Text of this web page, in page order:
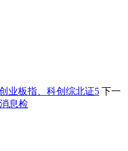
业板指、科创综北证5 下一
息检